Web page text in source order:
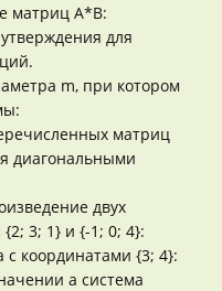
матриц А*B:
для
m, при котором
матриц
диагональными
двух
3; 1} и {-1; 0; 4}:
с координатами {3; 4}:
а система